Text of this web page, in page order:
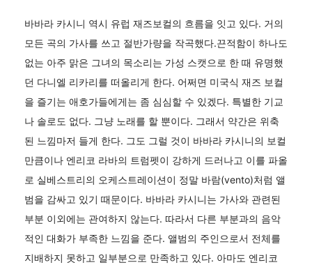
바바라 카시니 역시 유럽 재즈보컬의 흐름을 잇고 있다. 거의
모든 곡의 가사를 쓰고 절반가량을 작곡했다.끈적함이 하나도
없는 아주 맑은 그녀의 목소리는 가성 스캣으로 한 때 유명했
던 다니엘 리카리를 떠올리게 한다. 어쩌면 미국식 재즈 보컬
을 즐기는 애호가들에게는 좀 심심할 수 있겠다. 특별한 기교
나 솔로도 없다. 그냥 노래를 할 뿐이다. 그래서 약간은 위축
된 느낌마저 들게 한다. 그도 그럴 것이 바바라 카시니의 보컬
만큼이나 엔리코 라바의 트럼펫이 강하게 드러나고 이를 파올
로 실베스트리의 오케스트레이션이 정말 바람(vento)처럼 앨
범을 감싸고 있기 때문이다. 바바라 카시니는 가사와 관련된
부분 이외에는 관여하지 않는다. 따라서 다른 부분과의 음악
적인 대화가 부족한 느낌을 준다. 앨범의 주인으로서 전체를
지배하지 못하고 일부분으로 만족하고 있다. 아마도 엔리코